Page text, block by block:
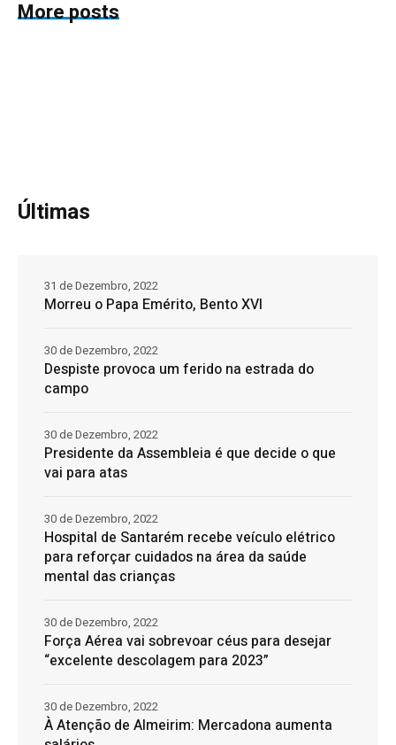
More posts
Últimas
Morreu o Papa Emérito, Bento XVI
31 de Dezembro, 2022
Despiste provoca um ferido na estrada do
campo
30 de Dezembro, 2022
Presidente da Assembleia é que decide o que
vai para atas
30 de Dezembro, 2022
Hospital de Santarém recebe veículo elétrico
para reforçar cuidados na área da saúde
mental das crianças
30 de Dezembro, 2022
Força Aérea vai sobrevoar céus para desejar
“excelente descolagem para 2023”
30 de Dezembro, 2022
À Atenção de Almeirim: Mercadona aumenta
30 de Dezembro, 2022